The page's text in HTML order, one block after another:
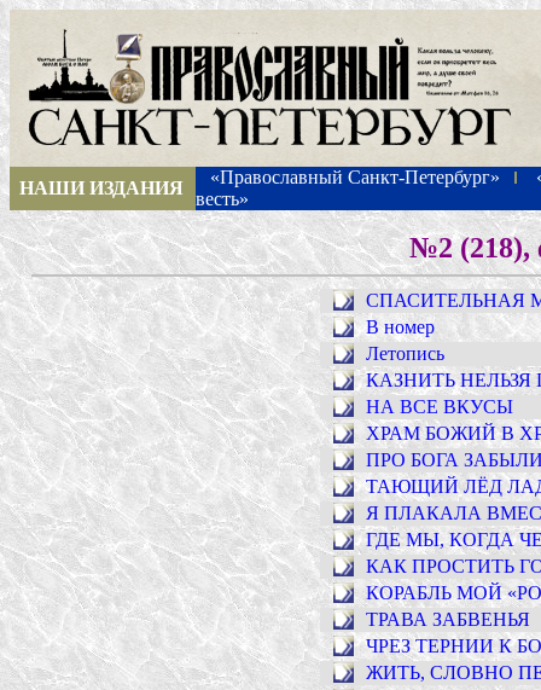
НАШИ ИЗДАНИЯ
«Православный Санкт-Петербург»
весть»
№2 (218),
СПАСИТЕЛЬНАЯ
В номер
Летопись
КАЗНИТЬ
НА ВСЕ ВКУСЫ
ХРАМ БОЖИЙ В
ПРО БОГА
ТАЮЩИЙ ЛЁД
Я ПЛАКАЛА
ГДЕ МЫ, КОГДА
КАК ПРОСТИТЬ
КОРАБЛЬ МОЙ
ТРАВА ЗАБВЕНЬЯ
ЧРЕЗ ТЕРНИИ К
ЖИТЬ, СЛОВНО